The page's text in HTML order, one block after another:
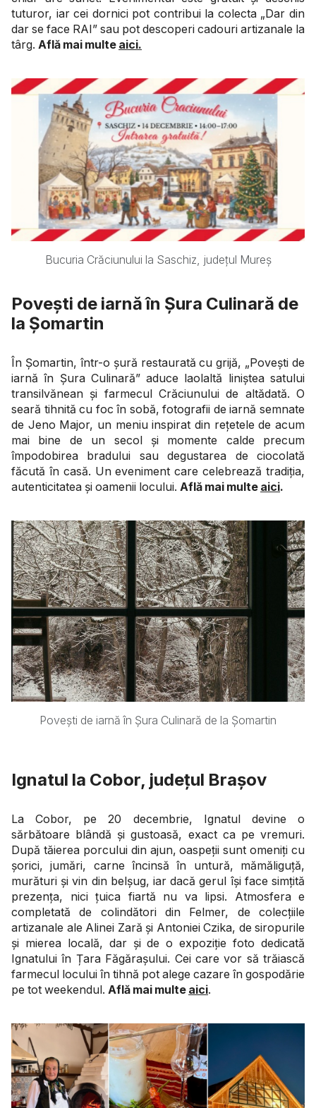
tuturor, iar cei dornici pot contribui la colecta „Dar din
dar se face RAI” sau pot descoperi cadouri artizanale la
târg. Află mai multe aici.
Bucuria Crăciunului la Saschiz, județul Mureș
Povești de iarnă în Șura Culinară de
la Șomartin
În Șomartin, într-o șură restaurată cu grijă, „Povești de
iarnă în Șura Culinară” aduce laolaltă liniștea satului
transilvănean și farmecul Crăciunului de altădată. O
seară tihnită cu foc în sobă, fotografii de iarnă semnate
de Jeno Major, un meniu inspirat din rețetele de acum
mai bine de un secol și momente calde precum
împodobirea bradului sau degustarea de ciocolată
făcută în casă. Un eveniment care celebrează tradiția,
autenticitatea și oamenii locului. Află mai multe aici.
Povești de iarnă în Șura Culinară de la Șomartin
Ignatul la Cobor, județul Brașov
La Cobor, pe 20 decembrie, Ignatul devine o
sărbătoare blândă și gustoasă, exact ca pe vremuri.
După tăierea porcului din ajun, oaspeții sunt omeniți cu
șorici, jumări, carne încinsă în untură, mămăliguță,
murături și vin din belșug, iar dacă gerul își face simțită
prezența, nici țuica fiartă nu va lipsi. Atmosfera e
completată de colindători din Felmer, de colecțiile
artizanale ale Alinei Zară și Antoniei Czika, de siropurile
și mierea locală, dar și de o expoziție foto dedicată
Ignatului în Țara Făgărașului. Cei care vor să trăiască
farmecul locului în tihnă pot alege cazare în gospodărie
pe tot weekendul. Află mai multe aici.